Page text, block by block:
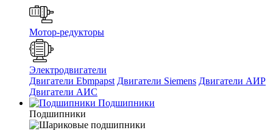
Мотор-редукторы
Электродвигатели
Двигатели Ebmpapst Двигатели Siemens Двигатели АИР
Двигатели АИС
Подшипники
Подшипники